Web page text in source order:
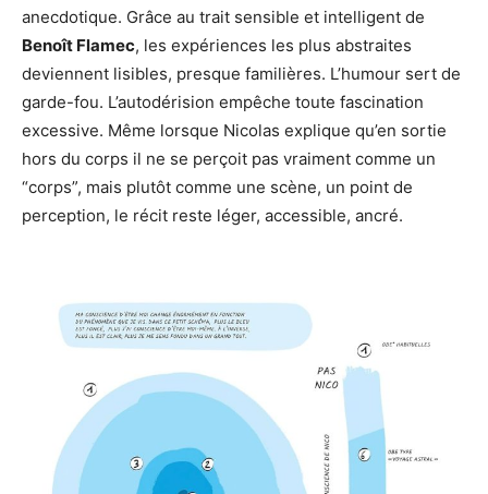
anecdotique. Grâce au trait sensible et intelligent de
Benoît Flamec, les expériences les plus abstraites
deviennent lisibles, presque familières. L’humour sert de
garde-fou. L’autodérision empêche toute fascination
excessive. Même lorsque Nicolas explique qu’en sortie
hors du corps il ne se perçoit pas vraiment comme un
“corps”, mais plutôt comme une scène, un point de
perception, le récit reste léger, accessible, ancré.